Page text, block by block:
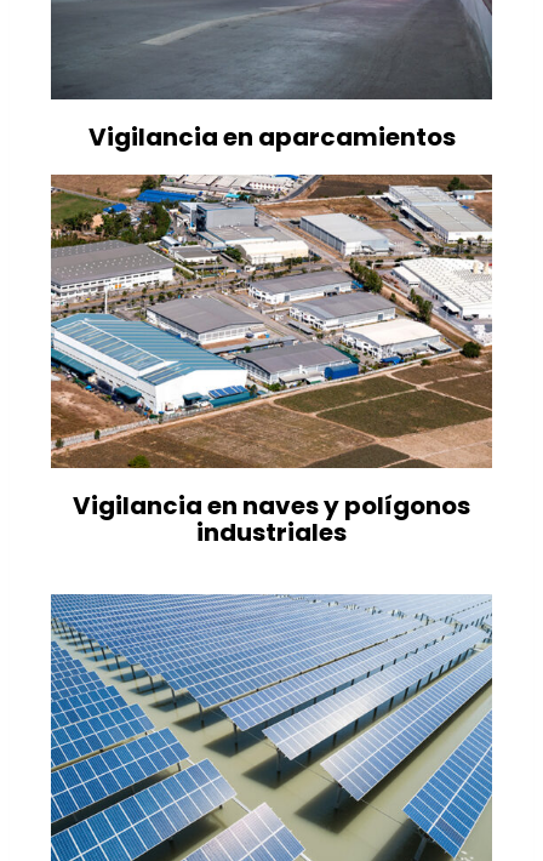
Vigilancia en aparcamientos
Vigilancia en naves y polígonos
industriales